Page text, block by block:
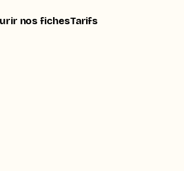
nos fichesTarifs